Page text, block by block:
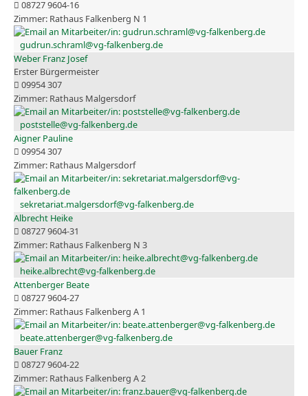
08727 9604-16
Rathaus Falkenberg N 1
gudrun.schraml@vg-falkenberg.de
Weber Franz Josef
Erster Bürgermeister
09954 307
Rathaus Malgersdorf
poststelle@vg-falkenberg.de
Aigner Pauline
09954 307
Rathaus Malgersdorf
sekretariat.malgersdorf@vg-falkenberg.de
Albrecht Heike
08727 9604-31
Rathaus Falkenberg N 3
heike.albrecht@vg-falkenberg.de
Attenberger Beate
08727 9604-27
Rathaus Falkenberg A 1
beate.attenberger@vg-falkenberg.de
Bauer Franz
08727 9604-22
Rathaus Falkenberg A 2